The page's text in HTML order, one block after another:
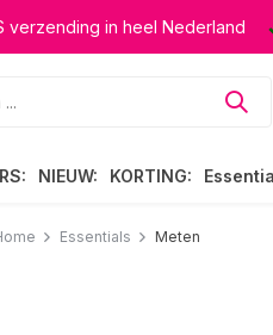
verzending in heel Nederland
NIEUW: KORTING:
Essentials Meten